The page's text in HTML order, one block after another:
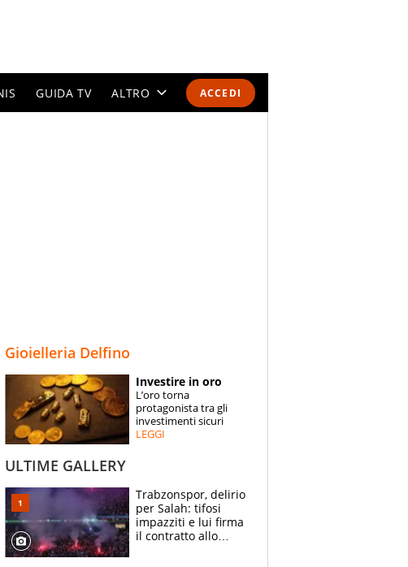
ACCEDI
GUIDA TV ALTRO
SPECIALI
ESPERTI
Gioielleria Delfino
Investire in oro
L’oro torna
protagonista tra gli
investimenti sicuri
LEGGI
ULTIME GALLERY
Trabzonspor, delirio
per Salah: tifosi
impazziti e lui firma
il contratto allo